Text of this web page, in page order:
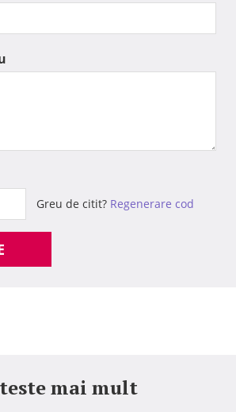
Greu de citit? Regenerare cod
mai mult